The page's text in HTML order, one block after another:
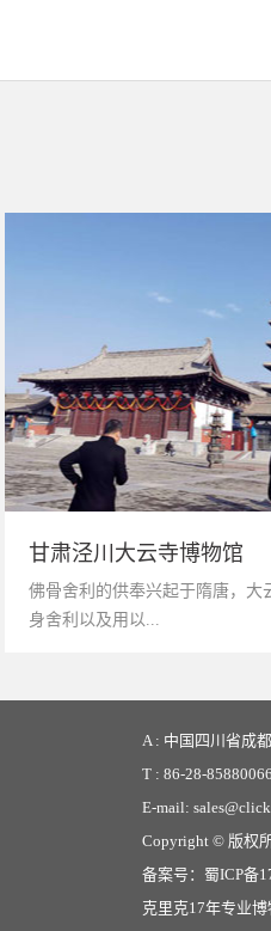
甘肃泾川大云寺博物馆
佛骨舍利的供奉兴起于隋唐，大
身舍利以及用以...
A : 中国四川省成
T : 86-28-
E-mail:
Copyright © 版权所
备案号： 蜀ICP备
克里克17年专业博